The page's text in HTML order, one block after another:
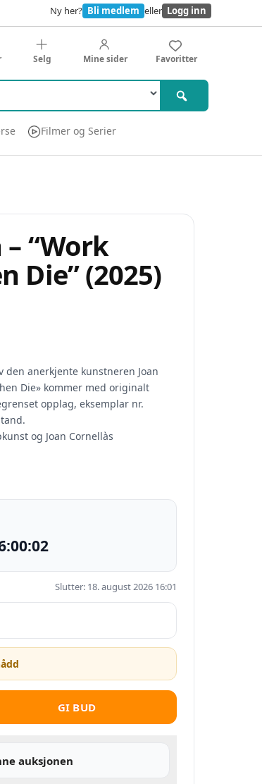
Ny her? Bli medlem eller Logg inn
Selg Mine sider Favoritter
Filmer og Serier
“Work
Die” (2025)
anerkjente kunstneren Joan
Die» kommer med originalt
opplag, eksemplar nr.
og Joan Cornellàs
Slutter: 18. august 2026 16:01
GI BUD
auksjonen